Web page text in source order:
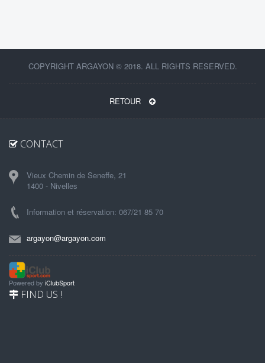
COPYRIGHT ARGAYON © 2018. ALL RIGHTS RESERVED.
RETOUR
CONTACT
Vieux Chemin de Seneffe, 21
1400 - Nivelles
Information et réservation: 067/21 85 70
argayon@argayon.com
Powered by iClubSport
FIND US !